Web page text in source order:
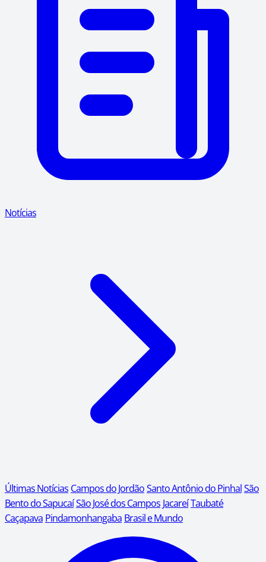
Notícias
Últimas Notícias Campos do JordãoSanto Antônio do PinhalSão
Bento do SapucaíSão José dos Campos JacareíTaubaté
Caçapava Pindamonhangaba Brasil e Mundo